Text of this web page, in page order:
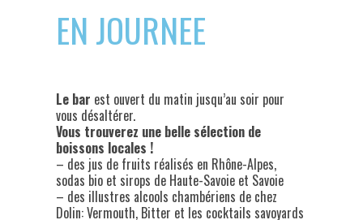
EN JOURNEE
Le bar est ouvert du matin jusqu’au soir pour
vous désaltérer.
Vous trouverez une belle sélection de
boissons locales !
– des jus de fruits réalisés en Rhône-Alpes,
sodas bio et sirops de Haute-Savoie et Savoie
– des illustres alcools chambériens de chez
Dolin: Vermouth, Bitter et les cocktails savoyards